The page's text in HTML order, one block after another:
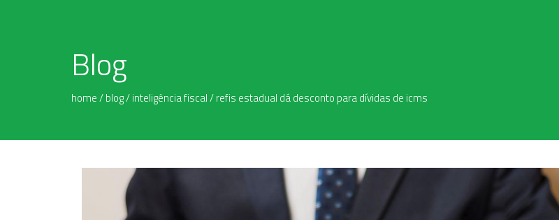
Blog
home/blog/inteligência fiscal/refis estadual dá desconto para dívidas de icms